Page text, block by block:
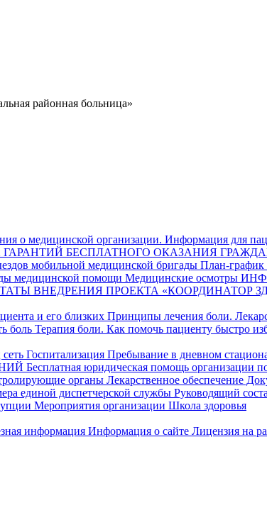
о медицинской организации. Информация для
ГАРАНТИЙ БЕСПЛАТНОГО ОКАЗАНИЯ
мобильной медицинской бригады План-график
медицинской помощи Медицинские осмотры
ВНЕДРЕНИЯ ПРОЕКТА «КООРДИНАТОР
и его близких Принципы лечения боли.
боль Терапия боли. Как помочь пациенту быстро
Госпитализация Пребывание в дневном
Бесплатная юридическая помощь организации
органы Лекарственное обеспечение
единой диспетчерской службы Руководящий
Мероприятия организации Школа здоровья
информация Информация о сайте Лицензия на